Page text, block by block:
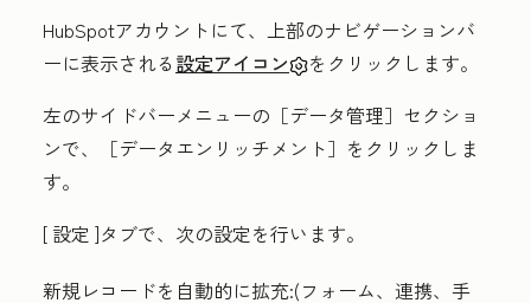
HubSpotアカウントにて、上部のナビゲーションバ
ーに表示される設定アイコン
をクリックします。
左のサイドバーメニューの［データ管理］セクショ
ンで、
［データエンリッチメント］をクリックしま
す。
[ 設定 ]タブで、次の設定を行います。
新規レコードを自動的に拡充:(フォーム、連携、手